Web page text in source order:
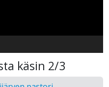
käsin 2/3